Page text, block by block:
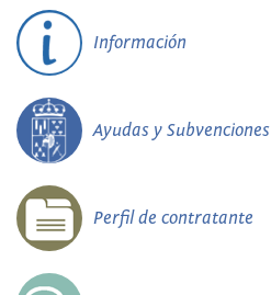
Información
Ayudas y Subvenciones
Perfil de contratante